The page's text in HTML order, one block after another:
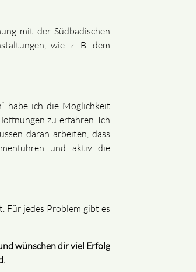
mit der Südbadischen
wie z. B. dem
habe ich die Möglichkeit
zu erfahren. Ich
daran arbeiten, dass
und aktiv die
Für jedes Problem gibt es
wünschen dir viel Erfolg